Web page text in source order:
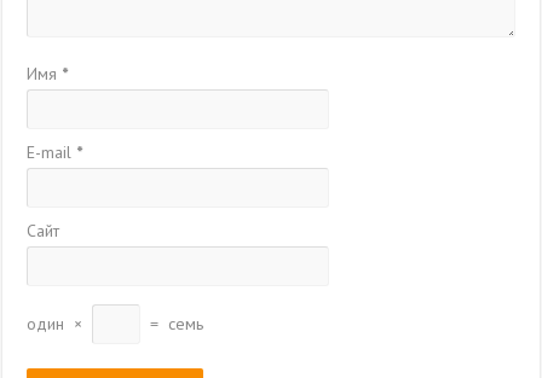
Имя *
E-mail *
Сайт
один × = семь